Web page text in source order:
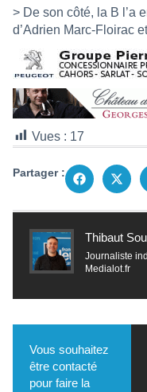
> De son côté, la B l’a
d’Adrien Marc-Floirac
Vues : 17
Partager :
Thibaut
Journaliste
Medialot.fr
Vous souhaitez
être contacté
pour faire la